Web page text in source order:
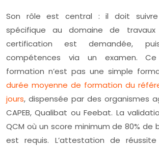
Son rôle est central : il doit
spécifique au domaine de
certification est demandée,
compétences via un examen.
formation n’est pas une simple
durée moyenne de formation du
jours, dispensée par des organismes
CAPEB, Qualibat ou Feebat. La
QCM où un score minimum de 80% de
est requis. L’attestation de